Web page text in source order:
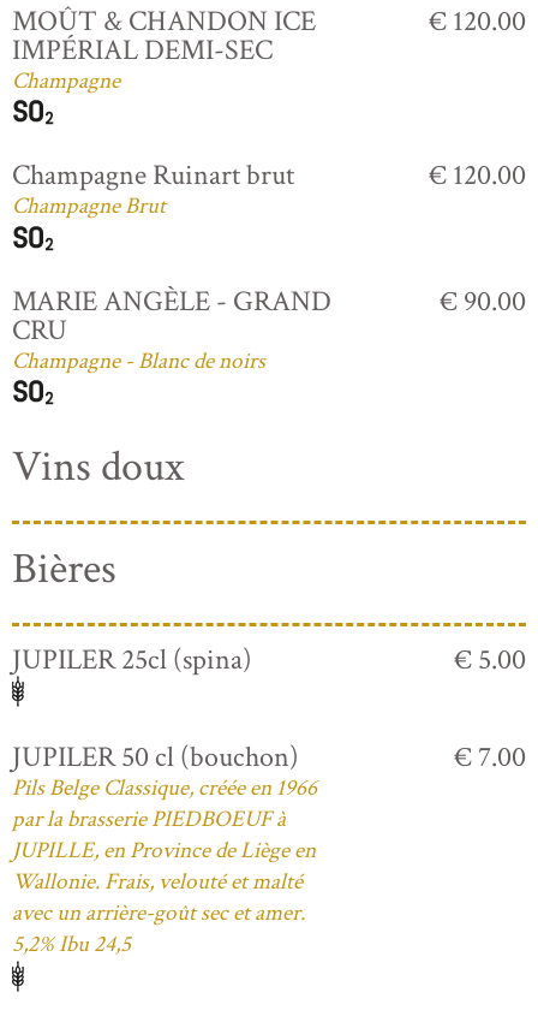
MOÛT & CHANDON ICE
IMPÉRIAL DEMI-SEC
Champagne
€ 120.00
Champagne Ruinart brut
Champagne Brut
€ 120.00
MARIE ANGÈLE - GRAND
CRU
Champagne - Blanc de noirs
€ 90.00
Vins doux
Bières
JUPILER 25cl (spina) € 5.00
JUPILER 50 cl (bouchon)
Pils Belge Classique, créée en 1966
par la brasserie PIEDBOEUF à
JUPILLE, en Province de Liège en
Wallonie. Frais, velouté et malté
avec un arrière-goût sec et amer.
5,2% Ibu 24,5
€ 7.00